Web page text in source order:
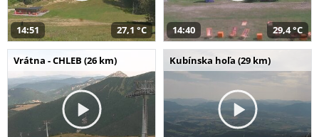
14:51 27,1 °C 14:40 29,4 °C
Vrátna - CHLEB (26 km) Kubínska hoľa (29 km)